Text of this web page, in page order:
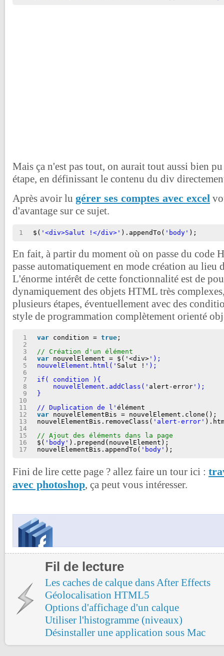
Mais ça n'est pas tout, on aurait tout aussi bien
étape, en définissant le contenu du div
Après avoir lu gérer ses comptes avec excel
d'avantage sur ce sujet.
1 $( '<div>Salut !</div>' ).appendTo( 'body' );
En fait, à partir du moment où on passe du code
passe automatiquement en mode création au lieu
L'énorme intérêt de cette fonctionnalité est de
dynamiquement des objets HTML très
plusieurs étapes, éventuellement avec des
style de programmation complètement orienté
1
2
3
4
5
6
7
8
9
10
11
12
13
14
15
16
17
var condition = true ;
// Création d'un élément
var nouvelElement = $('<div> ');
nouvelElement.html(' Salut ! ');
if( condition ){
nouvelElement.addClass(' alert-error ');
}
// Duplication de l'élément
var nouvelElementBis = nouvelElement.clone();
nouvelElementBis.removeClass( 'alert-error'
// Ajout des éléments dans la page
$( 'body' ).prepend(nouvelElement);
nouvelElementBis.appendTo( 'body' );
Fini de lire cette page ? allez faire un tour ici :
avec photoshop, ça peut vous intéresser.
Fil de lecture
Les caches de calque dans After Effects
Géolocalisation HTML5
Options d'affichage d'un calque
Utiliser l'histogramme (niveaux)
Désinstaller une application sous Mac